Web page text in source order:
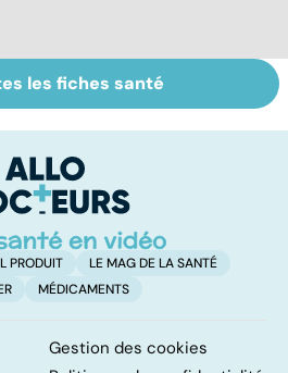
Le magnésium,
un oligo-élément
les fiches santé
PRODUIT
LE MAG DE LA SANTÉ
MÉDICAMENTS
Gestion des cookies